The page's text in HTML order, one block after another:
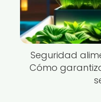
Seguridad
Cómo